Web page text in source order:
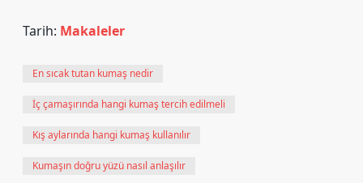
Tarih: Makaleler
En sıcak tutan kumaş nedir
İç çamaşırında hangi kumaş tercih edilmeli
Kış aylarında hangi kumaş kullanılır
Kumaşın doğru yüzü nasıl anlaşılır